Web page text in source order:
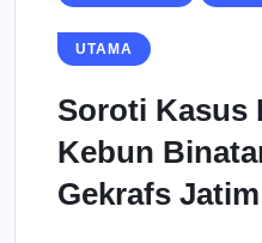
UTAMA
Soroti Kasus
Kebun
Gekrafs